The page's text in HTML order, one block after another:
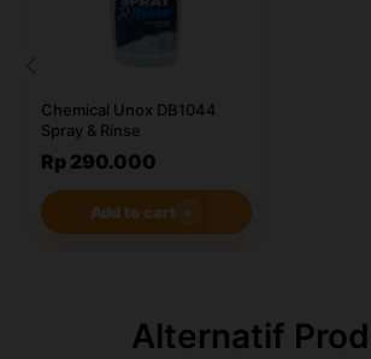
Chemical Unox DB1044
Spray & Rinse
Rp 290.000
Add to cart ＋
Alternatif